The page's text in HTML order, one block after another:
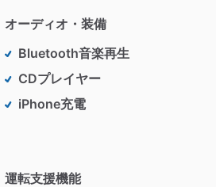
オーディオ・装備
Bluetooth音楽再生
CDプレイヤー
iPhone充電
運転支援機能